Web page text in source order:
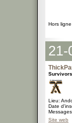
Hors ligne
21-
Survivors
Lieu:
Date
Site web